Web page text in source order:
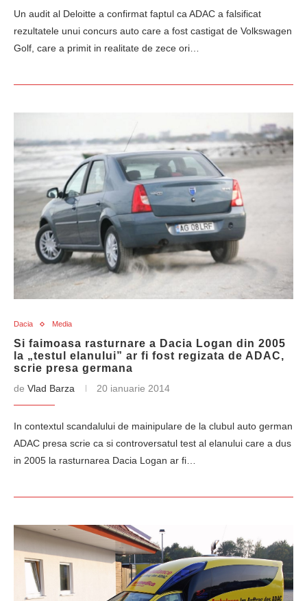
Un audit al Deloitte a confirmat faptul ca ADAC a falsificat
rezultatele unui concurs auto care a fost castigat de Volkswagen
Golf, care a primit in realitate de zece ori…
Dacia Media
Si faimoasa rasturnare a Dacia Logan din 2005
la „testul elanului” ar fi fost regizata de ADAC,
scrie presa germana
de Vlad Barza 20 ianuarie 2014
In contextul scandalului de mainipulare de la clubul auto german
ADAC presa scrie ca si controversatul test al elanului care a dus
in 2005 la rasturnarea Dacia Logan ar fi…